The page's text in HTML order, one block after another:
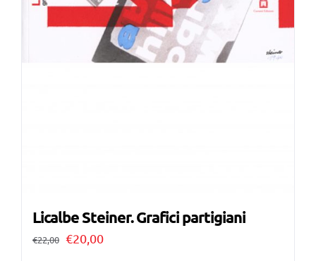
Licalbe Steiner. Grafici partigiani
€22,00 Il
€20,00Il